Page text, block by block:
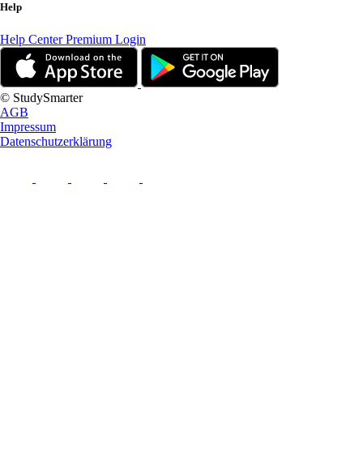
Help
Help CenterPremium Login
© StudySmarter
AGB
Impressum
Datenschutzerklärung